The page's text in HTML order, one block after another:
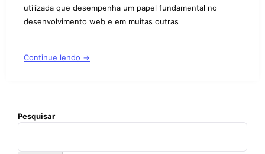
utilizada que desempenha um papel fundamental no
desenvolvimento web e em muitas outras
Continue lendo →
Pesquisar